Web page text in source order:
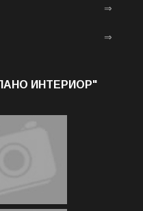
⇒
⇒
ИНТЕРИОР"